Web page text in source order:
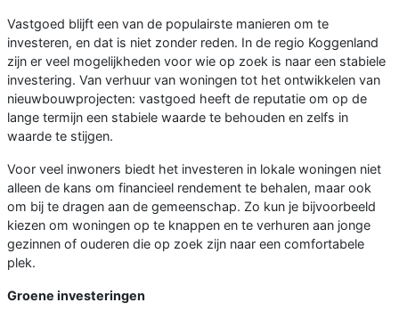
Vastgoed blijft een van de populairste manieren om te
investeren, en dat is niet zonder reden. In de regio Koggenland
zijn er veel mogelijkheden voor wie op zoek is naar een stabiele
investering. Van verhuur van woningen tot het ontwikkelen van
nieuwbouwprojecten: vastgoed heeft de reputatie om op de
lange termijn een stabiele waarde te behouden en zelfs in
waarde te stijgen.
Voor veel inwoners biedt het investeren in lokale woningen niet
alleen de kans om financieel rendement te behalen, maar ook
om bij te dragen aan de gemeenschap. Zo kun je bijvoorbeeld
kiezen om woningen op te knappen en te verhuren aan jonge
gezinnen of ouderen die op zoek zijn naar een comfortabele
plek.
Groene investeringen